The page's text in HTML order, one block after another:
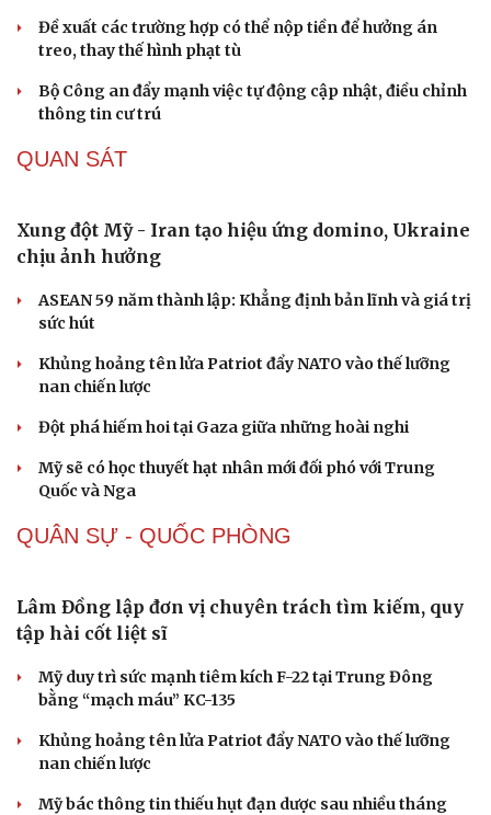
Du lịch
Tư vấn
check-in
Podcast
Cửa sổ tình yêu
Hạt giống tâm hồn
Đề xuất các trường hợp có thể nộp tiền để hưởng án
treo, thay thế hình phạt tù
Bộ Công an đẩy mạnh việc tự động cập nhật, điều chỉnh
thông tin cư trú
QUAN SÁT
Xung đột Mỹ - Iran tạo hiệu ứng domino, Ukraine
chịu ảnh hưởng
ASEAN 59 năm thành lập: Khẳng định bản lĩnh và giá trị
Khủng hoảng tên lửa Patriot đẩy NATO vào thế lưỡng
nan chiến lược
Mỹ sẽ có học thuyết hạt nhân mới đối phó với Trung
QUÂN SỰ - QUỐC PHÒNG